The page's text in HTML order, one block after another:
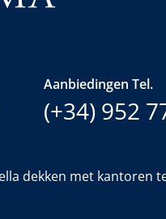
Aanbiedingen Tel.
(+34) 952
dekken met kantoren